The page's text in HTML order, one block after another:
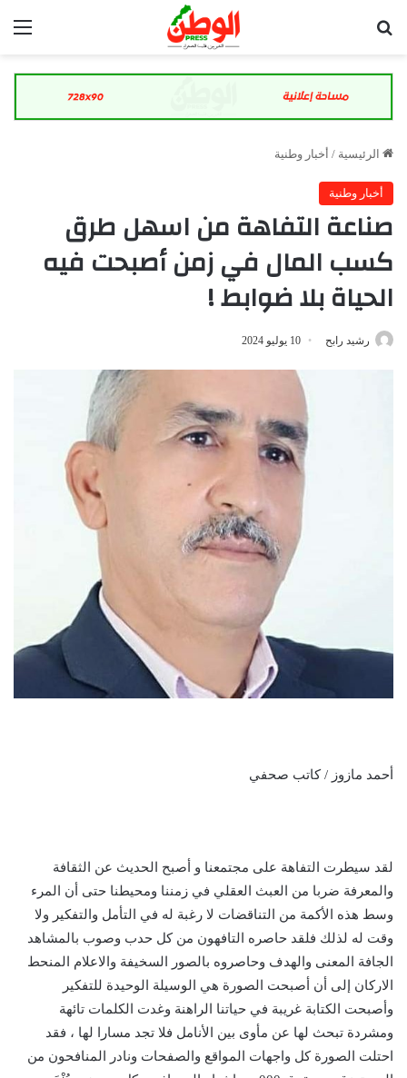
الرئيسية / أخبار وطنية
أخبار وطنية
صناعة التفاهة من اسهل طرق
كسب المال في زمن أصبحت فيه
الحياة بلا ضوابط !
رشيد رابح 10 يوليو 2024
أحمد مازوز / كاتب صحفي
لقد سيطرت التفاهة على مجتمعنا و أصبح الحديث عن الثقافة
والمعرفة ضربا من العبث العقلي في زمننا ومحيطنا حتى أن المرء
وسط هذه الأكمة من التناقضات لا رغبة له في التأمل والتفكير ولا
وقت له لذلك فلقد حاصره التافهون من كل حدب وصوب بالمشاهد
الجافة المعنى والهدف وحاصروه بالصور السخيفة والاعلام المنحط
الاركان إلى أن أصبحت الصورة هي الوسيلة الوحيدة للتفكير
وأصبحت الكتابة غريبة في حياتنا الراهنة وغدت الكلمات تائهة
ومشردة تبحث لها عن مأوى بين الأنامل فلا تجد مسارا لها ، فقد
احتلت الصورة كل واجهات المواقع والصفحات ونادر المنافحون من